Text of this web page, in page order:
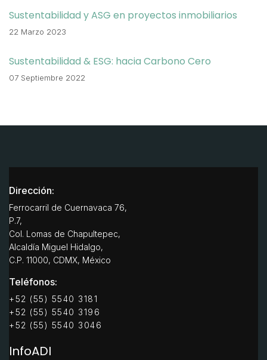
Sustentabilidad y ASG en proyectos inmobiliarios
22 Marzo 2023
Sustentabilidad & ESG: hacia Carbono Cero
07 Septiembre 2022
Dirección:
Ferrocarril de Cuernavaca 76,
P.7,
Col. Lomas de Chapultepec,
Alcaldía Miguel Hidalgo,
C.P. 11000, CDMX, México
Teléfonos:
+52 (55) 5540 3181
+52 (55) 5540 3196
+52 (55) 5540 3046
InfoADI